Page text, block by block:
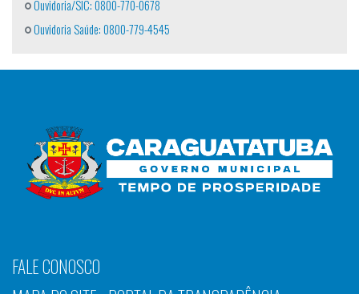
Ouvidoria/SIC: 0800-770-0678
Ouvidoria Saúde: 0800-779-4545
FALE CONOSCO